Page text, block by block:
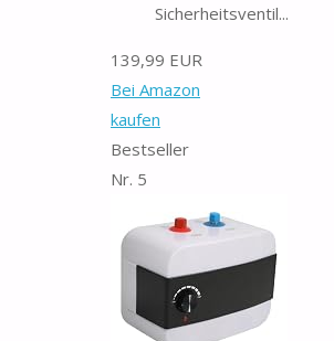
Sicherheitsventil...
139,99 EUR
Bei Amazon
kaufen
Bestseller
Nr. 5